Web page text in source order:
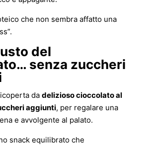
che non sembra affatto una
del
senza zuccheri
da delizioso cioccolato al
aggiunti, per regalare una
e avvolgente al palato.
snack equilibrato che